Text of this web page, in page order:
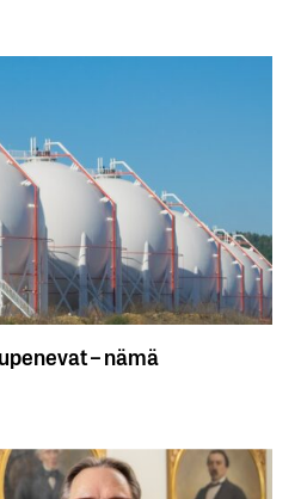
– nämä